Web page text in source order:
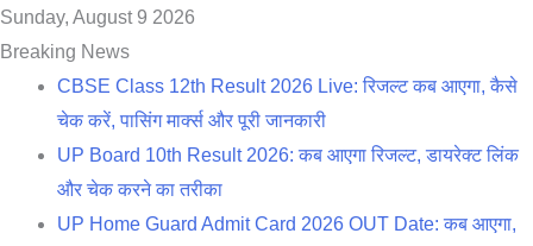
Sunday, August 9 2026
Breaking News
CBSE Class 12th Result 2026 Live: रिजल्ट कब आएगा, कैसे
चेक करें, पासिंग मार्क्स और पूरी जानकारी
UP Board 10th Result 2026: कब आएगा रिजल्ट, डायरेक्ट लिंक
और चेक करने का तरीका
UP Home Guard Admit Card 2026 OUT Date: कब आएगा,